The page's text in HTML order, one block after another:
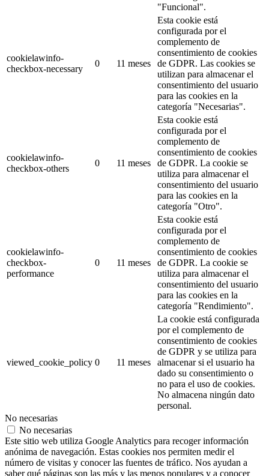
"Funcional".
cookielawinfo-
checkbox-necessary
0 11 meses
Esta cookie está
configurada por el
complemento de
consentimiento de cookies
de GDPR. Las cookies se
utilizan para almacenar el
consentimiento del usuario
para las cookies en la
categoría "Necesarias".
cookielawinfo-
checkbox-others
0 11 meses
Esta cookie está
configurada por el
complemento de
consentimiento de cookies
de GDPR. La cookie se
utiliza para almacenar el
consentimiento del usuario
para las cookies en la
categoría "Otro".
cookielawinfo-
checkbox-
performance
0 11 meses
Esta cookie está
configurada por el
complemento de
consentimiento de cookies
de GDPR. La cookie se
utiliza para almacenar el
consentimiento del usuario
para las cookies en la
categoría "Rendimiento".
viewed_cookie_policy 0 11 meses
La cookie está configurada
por el complemento de
consentimiento de cookies
de GDPR y se utiliza para
almacenar si el usuario ha
dado su consentimiento o
no para el uso de cookies.
No almacena ningún dato
personal.
No necesarias
No necesarias
Este sitio web utiliza Google Analytics para recoger información
anónima de navegación. Estas cookies nos permiten medir el
número de visitas y conocer las fuentes de tráfico. Nos ayudan a
saber qué páginas son las más y las menos populares y a conocer